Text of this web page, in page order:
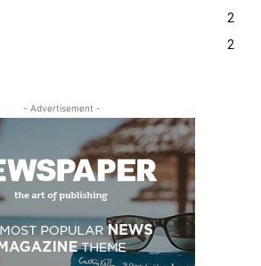
2
2
- Advertisement -